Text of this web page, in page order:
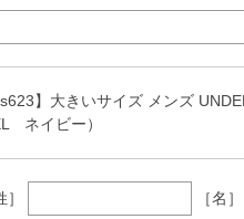
】大きいサイズ メンズ
ネイビー）
］ ［名］